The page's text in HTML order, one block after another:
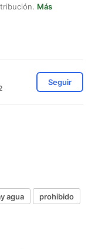
Más
Seguir
agua
prohibido